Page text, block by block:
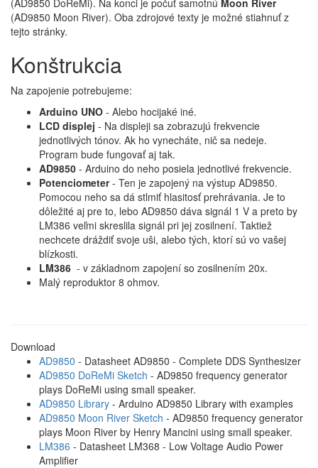
(AD9850 DoReMi). Na konci je počuť samotnú Moon River
(AD9850 Moon River). Oba zdrojové texty je možné stiahnuť z
tejto stránky.
Konštrukcia
Na zapojenie potrebujeme:
Arduino UNO - Alebo hocijaké iné.
LCD displej - Na displeji sa zobrazujú frekvencie
jednotlivých tónov. Ak ho vynecháte, nič sa nedeje.
Program bude fungovať aj tak.
AD9850 - Arduino do neho posiela jednotlivé frekvencie.
Potenciometer- Ten je zapojený na výstup AD9850.
Pomocou neho sa dá stlmiť hlasitosť prehrávania. Je to
dôležité aj pre to, lebo AD9850 dáva signál 1 V a preto by
LM386 veľmi skreslila signál pri jej zosilnení. Taktiež
nechcete dráždiť svoje uši, alebo tých, ktorí sú vo vašej
blízkosti.
LM386 - v základnom zapojení so zosilnením 20x.
Malý reproduktor 8 ohmov.
Download
AD9850 - Datasheet AD9850 - Complete DDS Synthesizer
AD9850 DoReMi Sketch - AD9850 frequency generator
plays DoReMi using small speaker.
AD9850 Library - Arduino AD9850 Library with examples
AD9850 Moon River Sketch - AD9850 frequency generator
plays Moon River by Henry Mancini using small speaker.
LM386 - Datasheet LM368 - Low Voltage Audio Power
Amplifier